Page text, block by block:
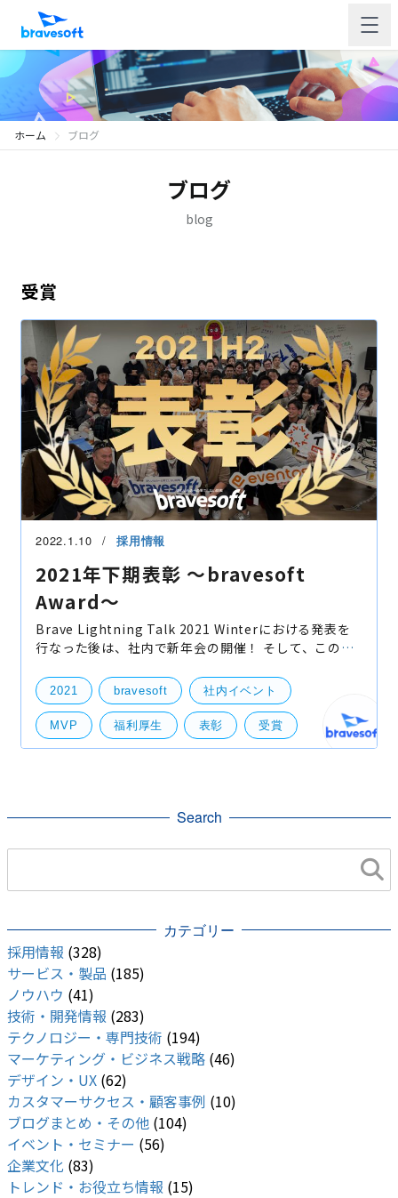
ホーム ブログ
ブログ
blog
受賞
2022.1.10 採用情報
2021年下期表彰 〜bravesoft
Award〜
Brave Lightning Talk 2021 Winterにおける発表を
行なった後は、社内で新年会の開催！ そして、この新
年会の乾杯の挨拶は古岡部長！ 乾杯を行い、普
2021 bravesoft 社内イベント
MVP 福利厚生 表彰 受賞
Search
カテゴリー
採用情報 (328)
サービス・製品 (185)
ノウハウ (41)
技術・開発情報 (283)
テクノロジー・専門技術 (194)
マーケティング・ビジネス戦略 (46)
デザイン・UX (62)
カスタマーサクセス・顧客事例 (10)
ブログまとめ・その他 (104)
イベント・セミナー (56)
企業文化 (83)
トレンド・お役立ち情報 (15)